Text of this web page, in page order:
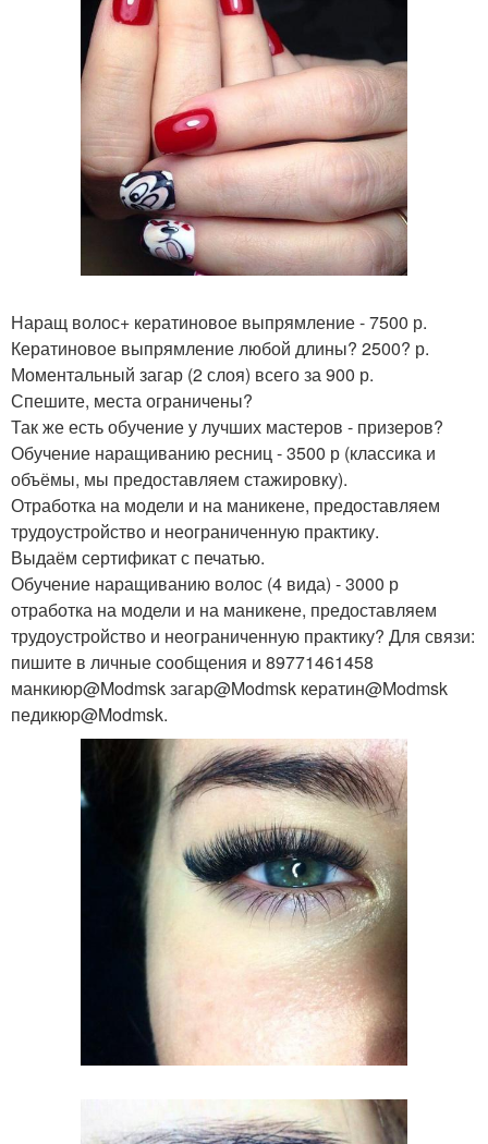
Наращ волос+ кератиновое выпрямление - 7500 р.
Кератиновое выпрямление любой длины? 2500? р.
Моментальный загар (2 слоя) всего за 900 р.
Спешите, места ограничены?
Так же есть обучение у лучших мастеров - призеров?
Обучение наращиванию ресниц - 3500 р (классика и
объёмы, мы предоставляем стажировку).
Отработка на модели и на маникене, предоставляем
трудоустройство и неограниченную практику.
Выдаём сертификат с печатью.
Обучение наращиванию волос (4 вида) - 3000 р
отработка на модели и на маникене, предоставляем
трудоустройство и неограниченную практику? Для связи:
пишите в личные сообщения и 89771461458
манкиюр@Modmsk загар@Modmsk кератин@Modmsk
педикюр@Modmsk.